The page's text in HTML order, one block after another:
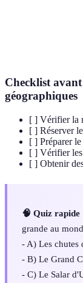
Checklist
géographiques
[ ] Vérifier la
[ ] Réserver
[ ] Préparer
[ ] Vérifier les
[ ] Obtenir
🧠 Quiz rapide
grande au
- A) Les chutes
- B) Le Grand
- C) Le Salar